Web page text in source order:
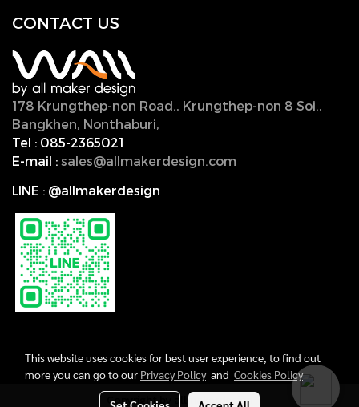
CONTACT US
178 Krungthep-non Road., Krungthep-non 8 Soi.,
Bangkhen, Nonthaburi,
Tel : 085-2365021
E-mail : sales@allmakerdesign.com
LINE : @allmakerdesign
Copyright by allmakerdesign
This website uses cookies for best user experience, to find out
more you can go to our Privacy Policyand Cookies Policy